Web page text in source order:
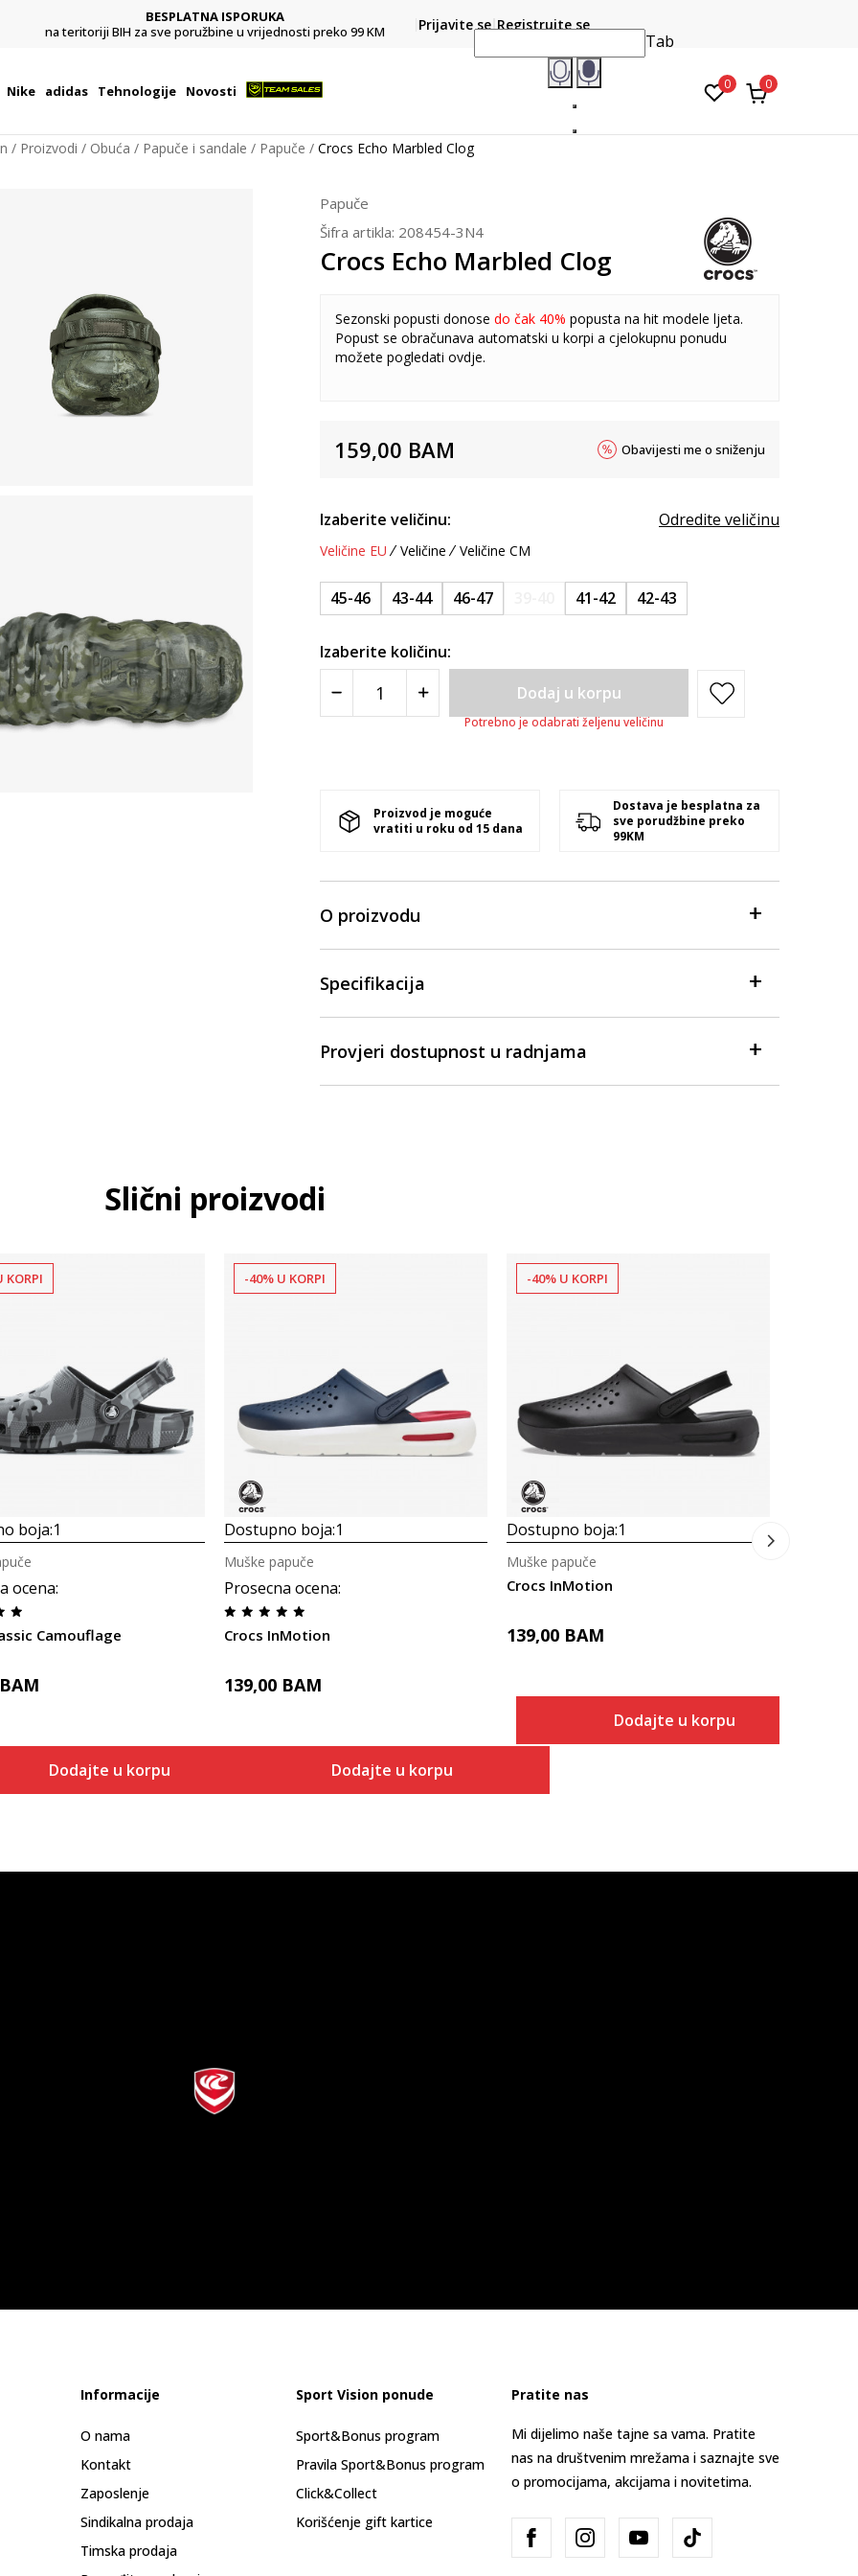
BESPLATNA ISPORUKA
na teritoriji BIH za sve poružbine u vrijednosti preko 99 KM
Platite karticom online i preuzmite u prodavnici po vašem
Prijavite se Registrujte se
Nike adidas Tehnologije Novosti
Tab
0 0
Proizvodi Obuća Papuče i sandale Papuče Crocs Echo Marbled Clog
Papuče
Šifra artikla: 208454-3N4
Crocs Echo Marbled Clog
Sezonski popusti donose do čak 40% popusta na hit modele ljeta.
Popust se obračunava automatski u korpi a cjelokupnu ponudu
možete pogledati ovdje.
159,00 BAM Obavijesti me o sniženju
Izaberite veličinu: Odredite veličinu
Veličine EU Veličine Veličine CM
45-46 43-44 46-47 41-42 42-43
Izaberite količinu:
Dodaj u korpu
Potrebno je odabrati željenu veličinu
Proizvod je moguće
vratiti u roku od 15 dana
Dostava je besplatna za
sve porudžbine preko
99KM
O proizvodu
Specifikacija
Provjeri dostupnost u radnjama
Slični proizvodi
KORPI
boja:1
ocena:
Camouflage
BAM
Dodajte u korpu
-40% U KORPI
Dostupno boja:1
Prosecna ocena:
Crocs InMotion
Muške papuče
139,00 BAM
Dodajte u korpu
-40% U KORPI
Dostupno boja:1
Crocs InMotion
Muške papuče
139,00 BAM
Dodajte u korpu
Informacije
O nama
Kontakt
Zaposlenje
Sindikalna prodaja
Timska prodaja
Sport Vision ponude
Sport&Bonus program
Pravila Sport&Bonus program
Click&Collect
Korišćenje gift kartice
Pratite nas
Mi dijelimo naše tajne sa vama. Pratite
nas na društvenim mrežama i saznajte sve
o promocijama, akcijama i novitetima.